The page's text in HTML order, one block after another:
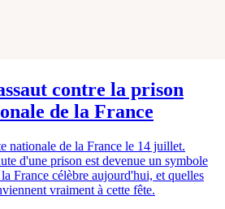
contre la prison
de la France
nationale de la France le 14 juillet.
d'une prison est devenue un symbole
France célèbre aujourd'hui, et quelles
vraiment à cette fête.